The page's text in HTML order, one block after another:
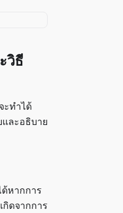
วิธี
ะทำได้
ละอธิบาย
ด้หากการ
กิดจากการ